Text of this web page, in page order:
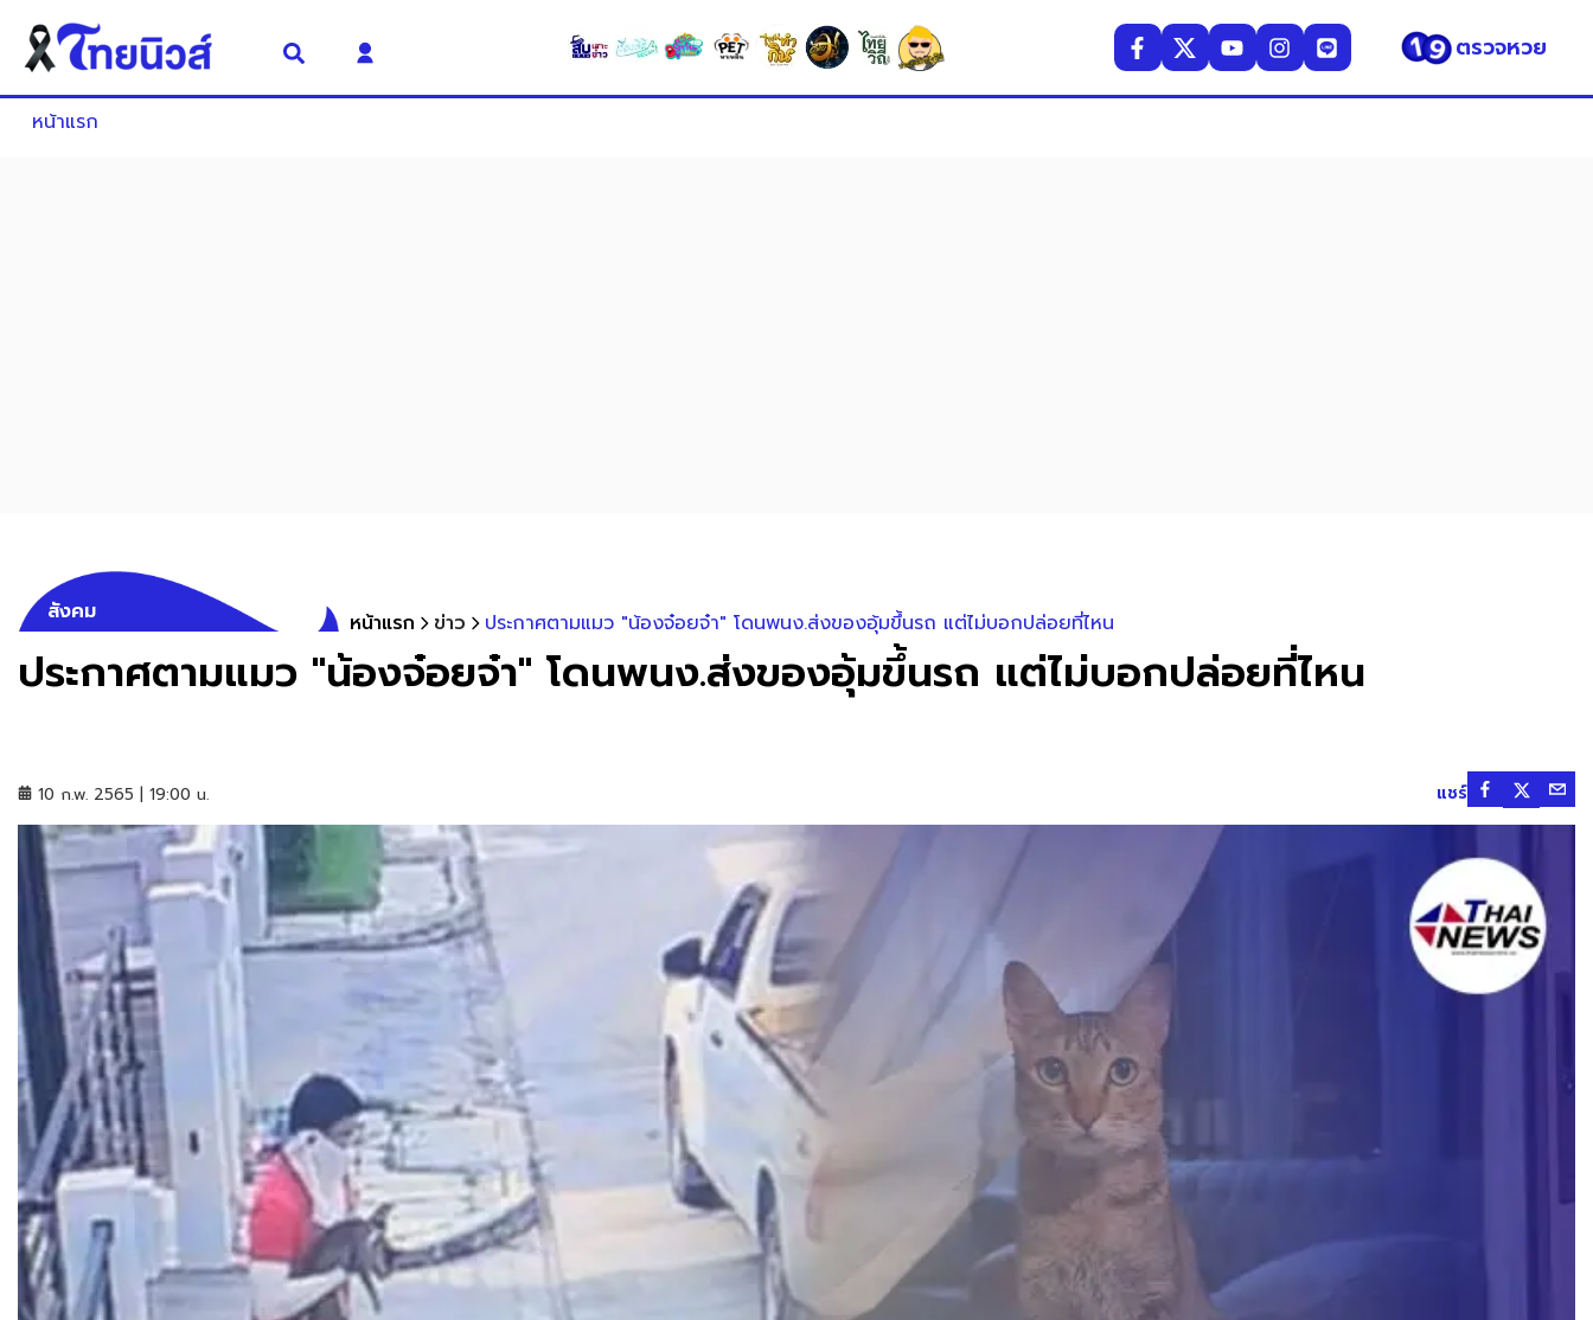
ตรวจหวย
หน้าแรก
สังคม หน้าแรก ข่าว ประกาศตามแมว "น้องจ๋อยจ๋า" โดนพนง.ส่งของอุ้มขึ้นรถ แต่ไม่บอกปล่อยที่ไหน
ประกาศตามแมว "น้องจ๋อยจ๋า" โดนพนง.ส่งของอุ้มขึ้นรถ แต่ไม่บอกปล่อยที่ไหน
10 ก.พ. 2565 | 19:00 น. แชร์